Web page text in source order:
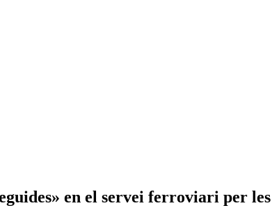
en el servei ferroviari per